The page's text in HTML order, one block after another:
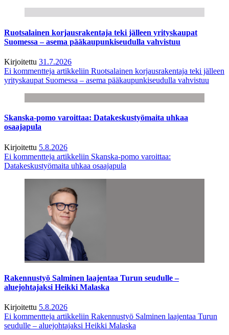
Ruotsalainen korjausrakentaja teki jälleen yrityskaupat
Suomessa – asema pääkaupunkiseudulla vahvistuu
Kirjoitettu 31.7.2026
Ei kommentteja artikkeliin Ruotsalainen korjausrakentaja teki jälleen
yrityskaupat Suomessa – asema pääkaupunkiseudulla vahvistuu
Skanska-pomo varoittaa: Datakeskustyömaita uhkaa
osaajapula
Kirjoitettu 5.8.2026
Ei kommentteja artikkeliin Skanska-pomo varoittaa:
Datakeskustyömaita uhkaa osaajapula
Rakennustyö Salminen laajentaa Turun seudulle –
aluejohtajaksi Heikki Malaska
Kirjoitettu 5.8.2026
Ei kommentteja artikkeliin Rakennustyö Salminen laajentaa Turun
seudulle – aluejohtajaksi Heikki Malaska